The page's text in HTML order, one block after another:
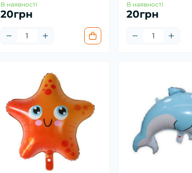
В наявності
20грн
В наявності
20грн